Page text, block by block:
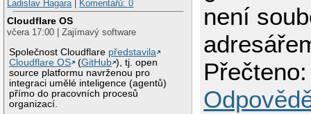
Ladislav Hagara
Komentářů: 0
Cloudflare OS
včera 17:00 | Zajímavý software
Společnost Cloudflare představila
Cloudflare OS
(GitHub ), tj. open
source platformu navrženou pro
integraci umělé inteligence (agentů)
přímo do pracovních procesů
organizací.
není